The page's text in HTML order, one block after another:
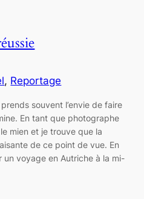
, Reportage
souvent l’envie de faire
En tant que photographe
mien et je trouve que la
de ce point de vue. En
un voyage en Autriche à la mi-